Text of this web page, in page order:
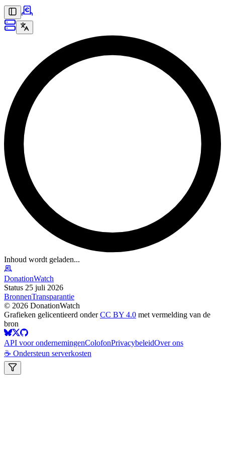
Inhoud wordt geladen...
DonationWatch
Status 25 juli 2026
BronnenTransparantie
© 2026 DonationWatch
Grafieken gelicentieerd onderCC BY 4.0 met vermelding van de
bron
API voor ondernemingenColofonPrivacybeleidOver ons
☕ Ondersteun serverkosten